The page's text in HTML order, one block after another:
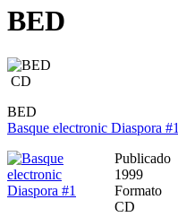
BED
CD
BED
Basque electronic Diaspora #1
Publicado
1999
Formato
CD